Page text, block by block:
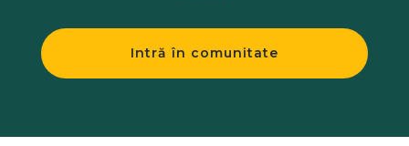
Intră în comunitate